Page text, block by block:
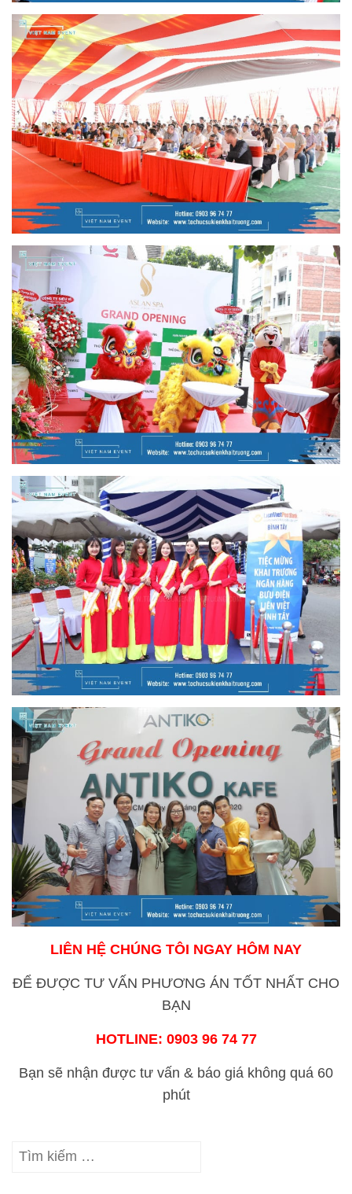
LIÊN HỆ CHÚNG TÔI NGAY HÔM NAY
ĐỂ ĐƯỢC TƯ VẤN PHƯƠNG ÁN TỐT NHẤT CHO
BẠN
HOTLINE: 0903 96 74 77
Bạn sẽ nhận được tư vấn & báo giá không quá 60
phút
Tìm